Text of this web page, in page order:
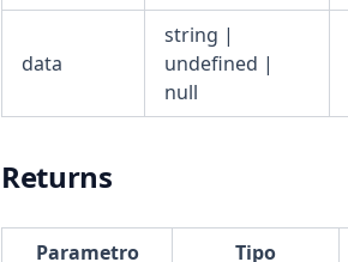
data
string |
undefined |
null
Returns
Parametro Tipo